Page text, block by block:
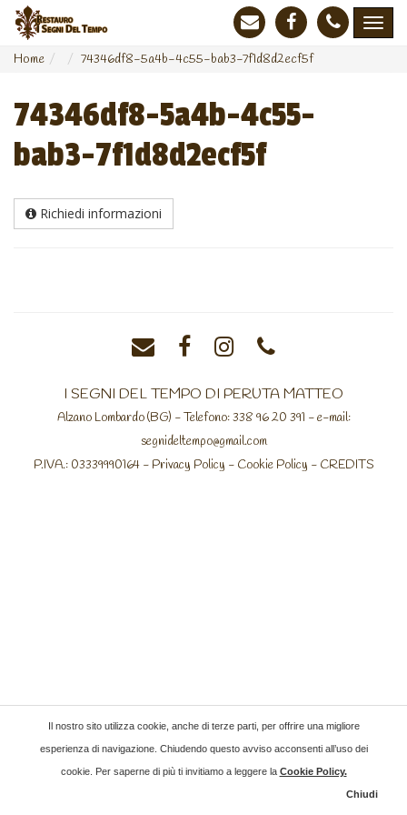
Home 74346df8-5a4b-4c55-bab3-7f1d8d2ecf5f
74346df8-5a4b-4c55-
bab3-7f1d8d2ecf5f
Richiedi informazioni
I SEGNI DEL TEMPO DI PERUTA MATTEO
Alzano Lombardo (BG) - Telefono: 338 96 20 391 - e-mail:
segnideltempo@gmail.com
P.IVA.: 03339990164 - Privacy Policy - Cookie Policy - CREDITS
Il nostro sito utilizza cookie, anche di terze parti, per offrire una migliore
esperienza di navigazione. Chiudendo questo avviso acconsenti all’uso dei
cookie. Per saperne di più ti invitiamo a leggere la Cookie Policy.
Chiudi